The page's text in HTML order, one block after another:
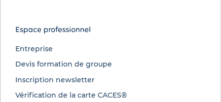
Espace professionnel
Entreprise
Devis formation de groupe
Inscription newsletter
Vérification de la carte CACES®